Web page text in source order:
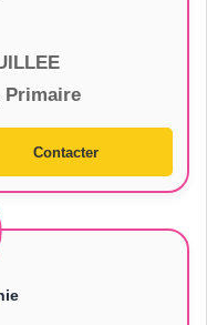
Primaire
Contacter